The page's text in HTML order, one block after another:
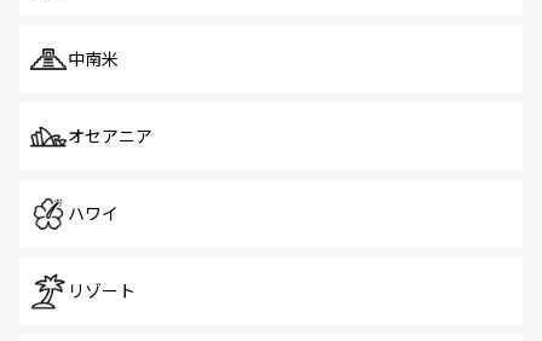
中南米
オセアニア
ハワイ
リゾート